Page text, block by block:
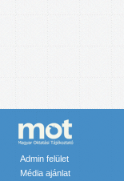
Admin felület
Média ajánlat